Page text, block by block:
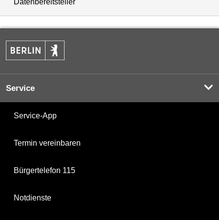
Datenbereitsteller
Service
Service-App
Termin vereinbaren
Bürgertelefon 115
Notdienste